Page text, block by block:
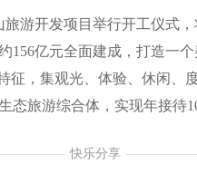
旅游开发项目举行开工仪式
156亿元全面建成，打造一
征，集观光、体验、休闲、
态旅游综合体，实现年接待
快乐分享